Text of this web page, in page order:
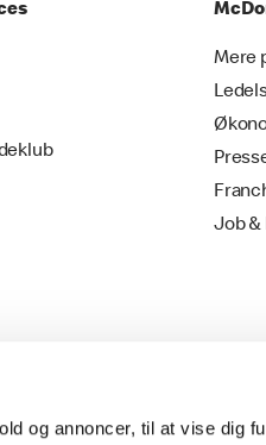
og annoncer, til at vise dig
Mere
Job &